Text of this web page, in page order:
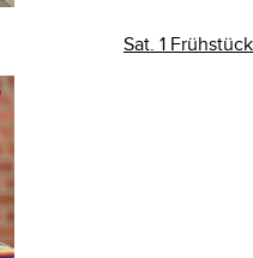
Sat. 1